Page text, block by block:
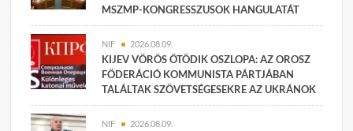
MSZMP-KONGRESSZUSOK HANGULATÁT
NIF 2026.08.09.
KIJEV VÖRÖS ÖTÖDIK OSZLOPA: AZ OROSZ
FÖDERÁCIÓ KOMMUNISTA PÁRTJÁBAN
TALÁLTAK SZÖVETSÉGESEKRE AZ UKRÁNOK
NIF 2026.08.09.